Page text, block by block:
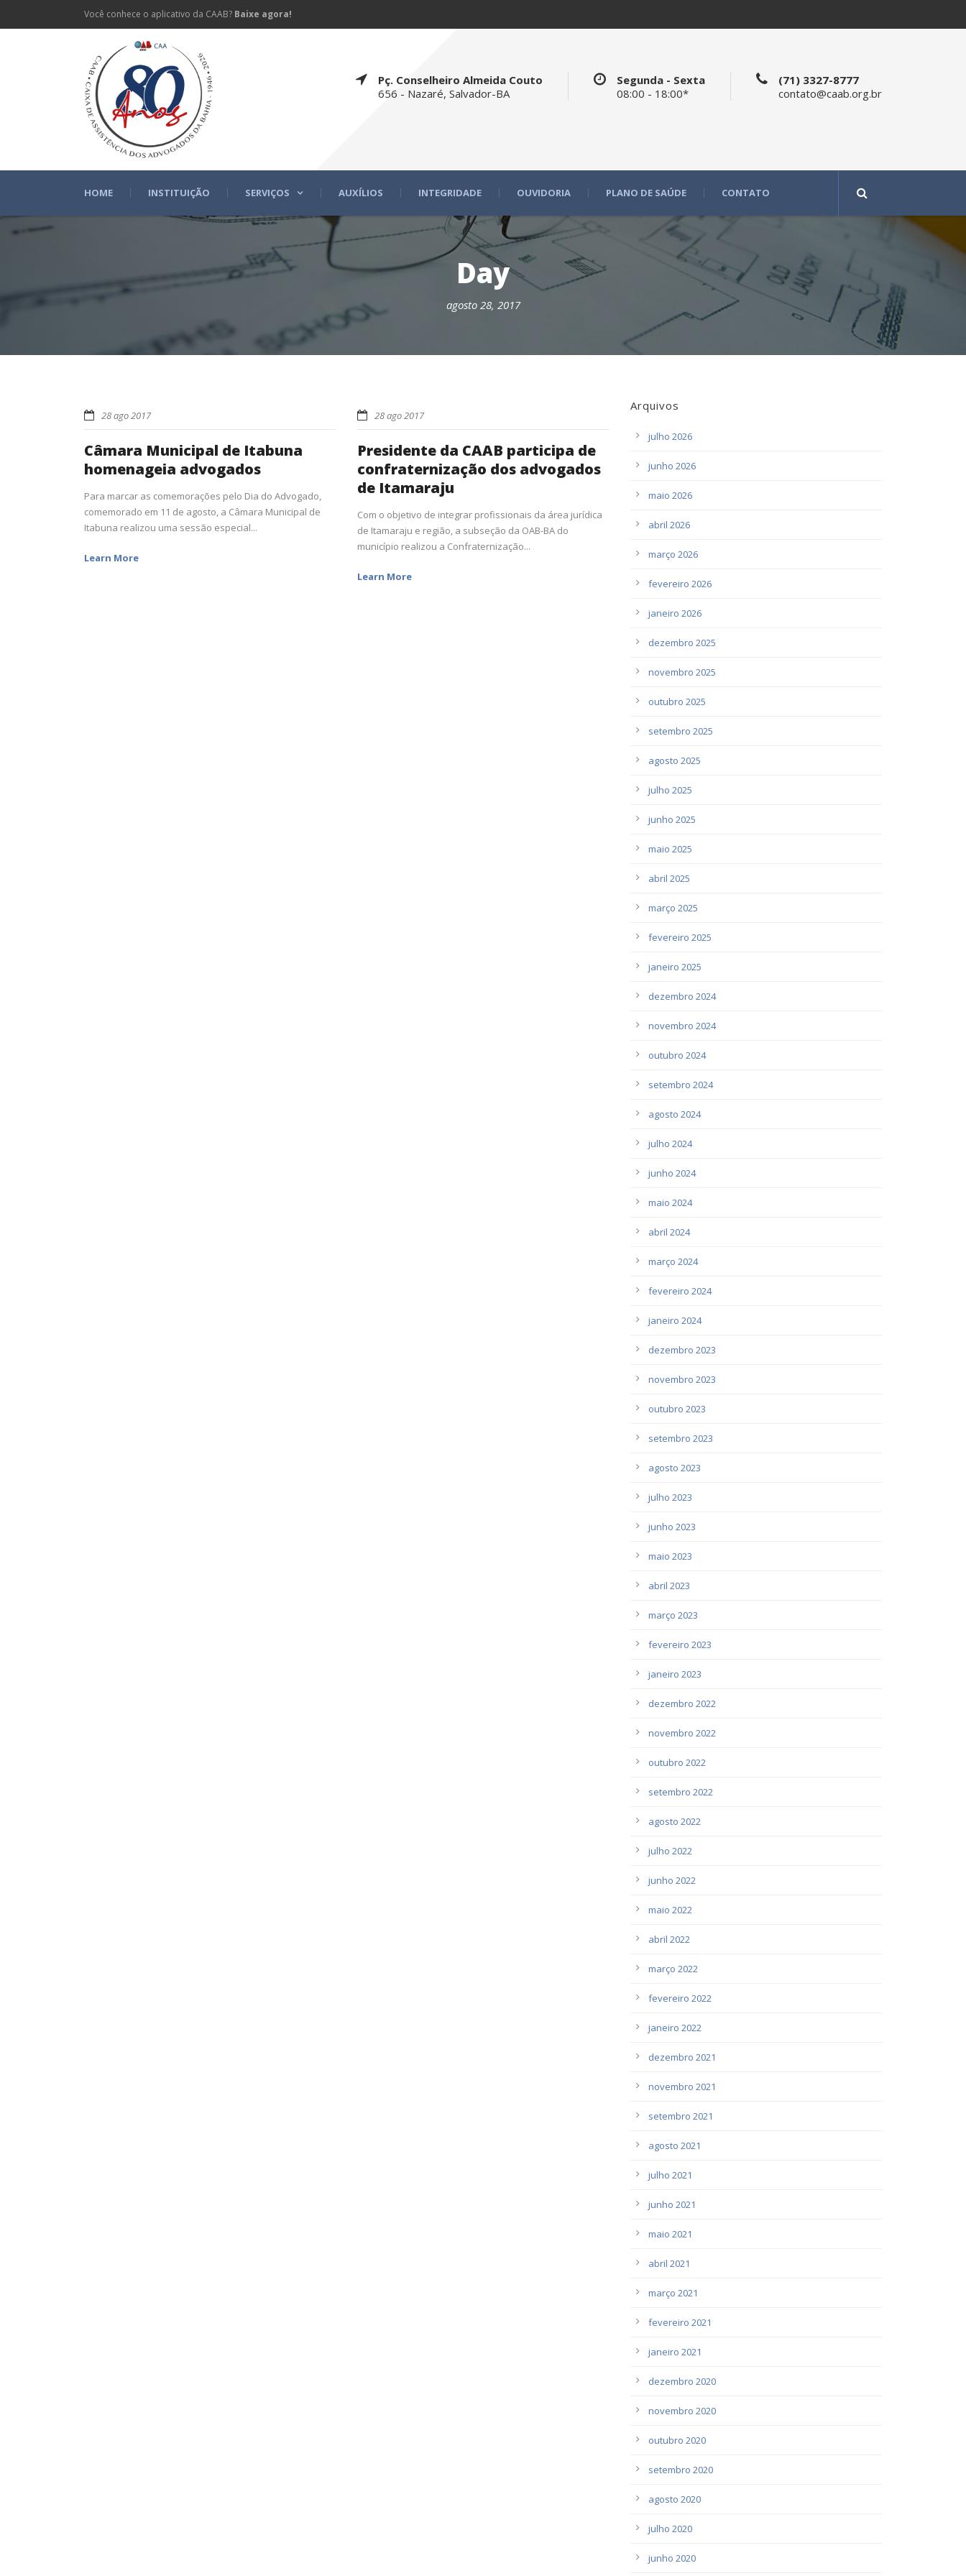
Você conhece o aplicativo da CAAB? Baixe agora!
Pç. Conselheiro Almeida Couto
656 - Nazaré, Salvador-BA
Segunda - Sexta
08:00 - 18:00*
(71) 3327-8777
contato@caab.org.br
HOME INSTITUIÇÃO SERVIÇOS AUXÍLIOS INTEGRIDADE OUVIDORIA PLANO DE SAÚDE CONTATO
Day
agosto 28, 2017
28 ago 2017
Câmara Municipal de Itabuna
homenageia advogados
Para marcar as comemorações pelo Dia do Advogado,
comemorado em 11 de agosto, a Câmara Municipal de
Itabuna realizou uma sessão especial...
Learn More
28 ago 2017
Presidente da CAAB participa de
confraternização dos advogados
de Itamaraju
Com o objetivo de integrar profissionais da área jurídica
de Itamaraju e região, a subseção da OAB-BA do
município realizou a Confraternização...
Learn More
Arquivos
julho 2026
junho 2026
maio 2026
abril 2026
março 2026
fevereiro 2026
janeiro 2026
dezembro 2025
novembro 2025
outubro 2025
setembro 2025
agosto 2025
julho 2025
junho 2025
maio 2025
abril 2025
março 2025
fevereiro 2025
janeiro 2025
dezembro 2024
novembro 2024
outubro 2024
setembro 2024
agosto 2024
julho 2024
junho 2024
maio 2024
abril 2024
março 2024
fevereiro 2024
janeiro 2024
dezembro 2023
novembro 2023
outubro 2023
setembro 2023
agosto 2023
julho 2023
junho 2023
maio 2023
abril 2023
março 2023
fevereiro 2023
janeiro 2023
dezembro 2022
novembro 2022
outubro 2022
setembro 2022
agosto 2022
julho 2022
junho 2022
maio 2022
abril 2022
março 2022
fevereiro 2022
janeiro 2022
dezembro 2021
novembro 2021
setembro 2021
agosto 2021
julho 2021
junho 2021
maio 2021
abril 2021
março 2021
fevereiro 2021
janeiro 2021
dezembro 2020
novembro 2020
outubro 2020
setembro 2020
agosto 2020
julho 2020
junho 2020